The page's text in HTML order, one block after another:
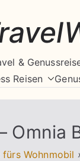
&
Reisen
Omnia
fürs Wohnmobil